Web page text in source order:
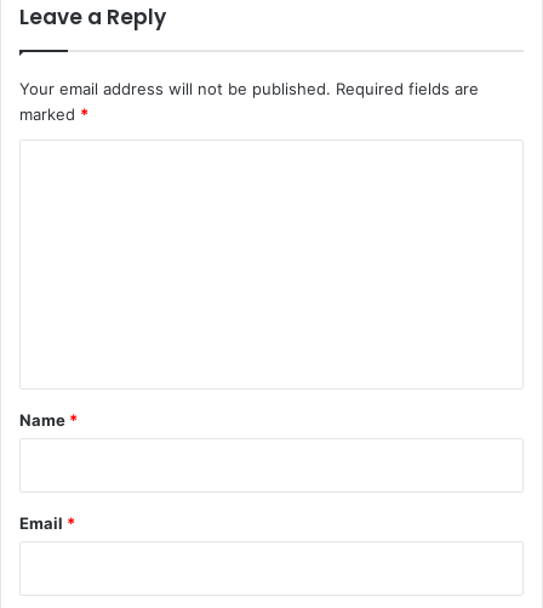
Leave a Reply
Your email address will not be published. Required fields are
marked *
*
Name *
Email *